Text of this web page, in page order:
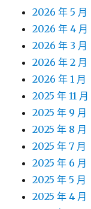
2026 年 5 月
2026 年 4 月
2026 年 3 月
2026 年 2 月
2026 年 1 月
2025 年 11 月
2025 年 9 月
2025 年 8 月
2025 年 7 月
2025 年 6 月
2025 年 5 月
2025 年 4 月